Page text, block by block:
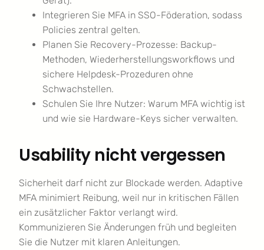
Integrieren Sie MFA in SSO-Föderation, sodass
Policies zentral gelten.
Planen Sie Recovery-Prozesse: Backup-
Methoden, Wiederherstellungsworkflows und
sichere Helpdesk-Prozeduren ohne
Schwachstellen.
Schulen Sie Ihre Nutzer: Warum MFA wichtig ist
und wie sie Hardware-Keys sicher verwalten.
Usability nicht vergessen
Sicherheit darf nicht zur Blockade werden. Adaptive
MFA minimiert Reibung, weil nur in kritischen Fällen
ein zusätzlicher Faktor verlangt wird.
Kommunizieren Sie Änderungen früh und begleiten
Sie die Nutzer mit klaren Anleitungen.